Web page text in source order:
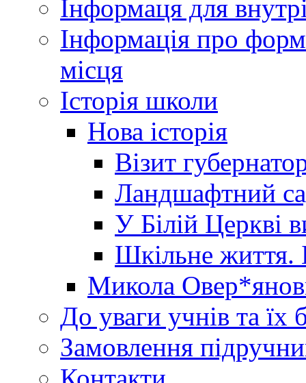
Інформаця для
Інформація про
місця
Історія школи
Нова історія
Візит
Ландшафтний
У Білій Церкві
Шкільне життя.
Микола
До уваги учнів та їх
Замовлення